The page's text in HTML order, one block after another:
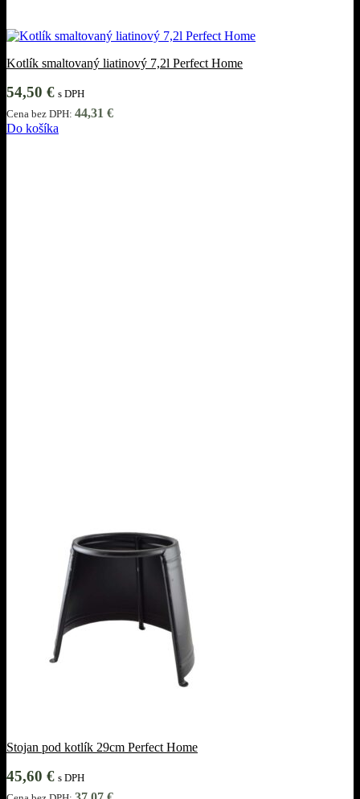
Kotlík smaltovaný liatinový 7,2l Perfect Home
54,50 € s DPH
Cena bez DPH: 44,31 €
Do košíka
Stojan pod kotlík 29cm Perfect Home
45,60 € s DPH